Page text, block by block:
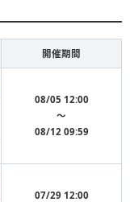
開催期間
08/05 12:00
〜
08/12 09:59
07/29 12:00